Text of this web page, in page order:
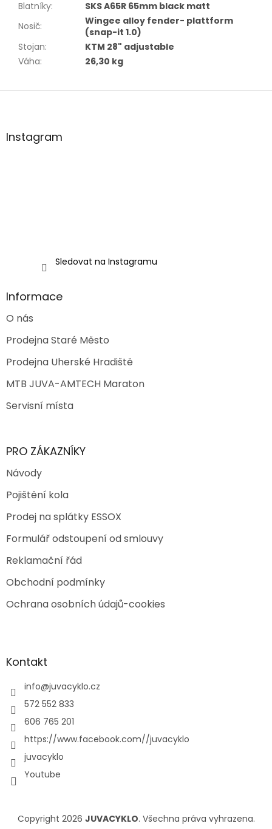
Blatníky:
SKS A65R 65mm black matt
Nosič:
Wingee alloy fender- plattform
(snap-it 1.0)
Stojan:
KTM 28" adjustable
Váha: 26,30 kg
Z
aInstagram
Sledovat na Instagramu
Informace
O nás
Prodejna Staré Město
Prodejna Uherské Hradiště
MTB JUVA-AMTECH Maraton
Servisní místa
PRO ZÁKAZNÍKY
Návody
Pojištění kola
Prodej na splátky ESSOX
Formulář odstoupení od smlouvy
Reklamační řád
Obchodní podmínky
Ochrana osobních údajů-cookies
Kontakt
info@juvacyklo.cz
572 552 833
606 765 201
https://www.facebook.com//juvacyklo
juvacyklo
Youtube
Copyright 2026 JUVACYKLO. Všechna práva vyhrazena.